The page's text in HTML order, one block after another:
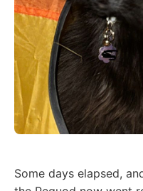
Some days elapsed,